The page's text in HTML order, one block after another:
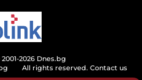
2026 Dnes.bg
All rights reserved. Contact us